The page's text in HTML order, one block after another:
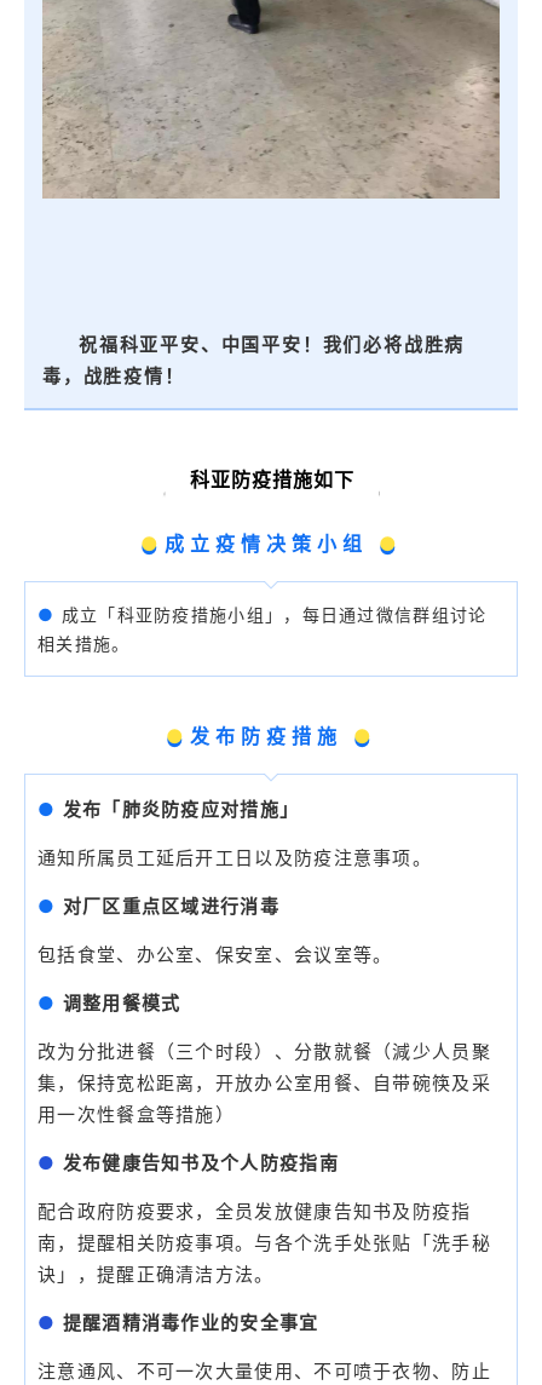
祝福科亚平安、中国平安！我们必将战胜病
毒，战胜疫情！
科亚防疫措施如下
● 成立疫情决策小组 ●
● 成立「科亚防疫措施小组」，每日通过微信群组讨论
相关措施。
● 发布防疫措施 ●
● 发布「肺炎防疫应对措施」
通知所属员工延后开工日以及防疫注意事项。
● 对厂区重点区域进行消毒
包括食堂、办公室、保安室、会议室等。
● 调整用餐模式
改为分批进餐（三个时段）、分散就餐（減少人员聚
集，保持宽松距离，开放办公室用餐、自带碗筷及采
用一次性餐盒等措施）
● 发布健康告知书及个人防疫指南
配合政府防疫要求，全员发放健康告知书及防疫指
南，提醒相关防疫事項。与各个洗手处张贴「洗手秘
诀」，提醒正确清洁方法。
● 提醒酒精消毒作业的安全事宜
注意通风、不可一次大量使用、不可喷于衣物、防止